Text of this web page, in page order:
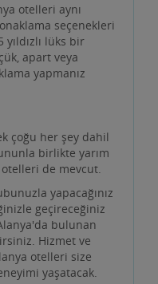
otelleri aynı
seçenekleri
lüks bir
apart veya
yapmanız
çoğu her şey dahil
birlikte yarım
de mevcut.
yapacağınız
geçireceğiniz
bulunan
Hizmet ve
otelleri size
yaşatacak.